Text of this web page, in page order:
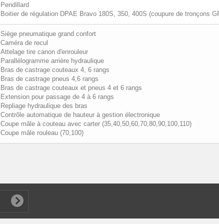
Pendillard
Boitier de régulation DPAE Bravo 180S, 350, 400S (coupure de tronçons
Siège pneumatique grand confort
Caméra de recul
Attelage tire canon d'enrouleur
Parallélogramme arrière hydraulique
Bras de castrage couteaux 4, 6 rangs
Bras de castrage pneus 4,6 rangs
Bras de castrage couteaux et pneus 4 et 6 rangs
Extension pour passage de 4 à 6 rangs
Repliage hydraulique des bras
Contrôle automatique de hauteur à gestion électronique
Coupe mâle à couteau avec carter (35,40,50,60,70,80,90,100,110)
Coupe mâle rouleau (70,100)